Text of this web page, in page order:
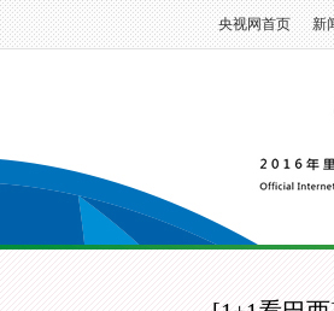
央视网首页 新